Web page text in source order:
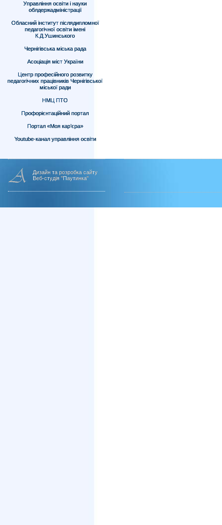
Управління освіти і науки
облдержадміністрації
Обласний інститут післядипломної
педагогічної освіти імені
К.Д.Ушинського
Чернігівська міська рада
Асоціація міст України
Центр професійного розвитку
педагогічних працівників Чернігівської
міської ради
НМЦ ПТО
Профорієнтаційний портал
Портал «Моя кар’єра»
Youtube-канал управління освіти
Дизайн та розробка сайту
Веб-студія "Паутинка"